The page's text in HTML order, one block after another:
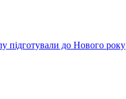
підготували до Нового року